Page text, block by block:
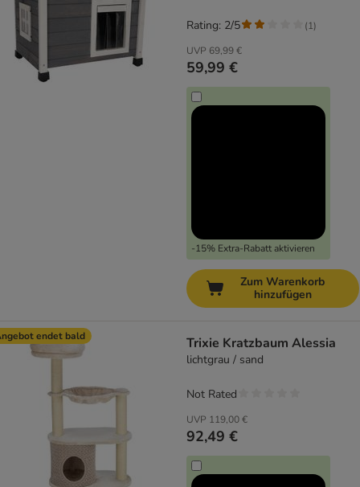
UVP 69,99 €
59,99 €
-15% Extra-Rabatt aktivieren
Rating: 2/5 (1)
Zum Warenkorb
hinzufügen
endet bald Trixie Kratzbaum Alessia
lichtgrau / sand
UVP 119,00 €
92,49 €
Not Rated